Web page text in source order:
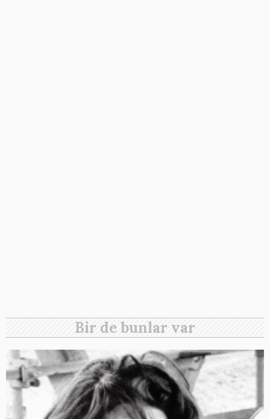
Bir de bunlar var